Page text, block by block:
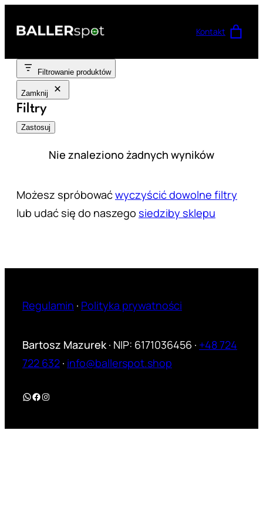
Kontakt
Filtrowanie produktów
Zamknij
Filtry
Zastosuj
Nie znaleziono żadnych wyników
Możesz spróbowaćwyczyścić dowolne filtry
lub udać się do naszego siedziby sklepu
Regulamin · Polityka prywatności
Bartosz Mazurek · NIP: 6171036456 · +48 724
722 632 · info@ballerspot.shop
WhatsApp
Facebook
Instagram